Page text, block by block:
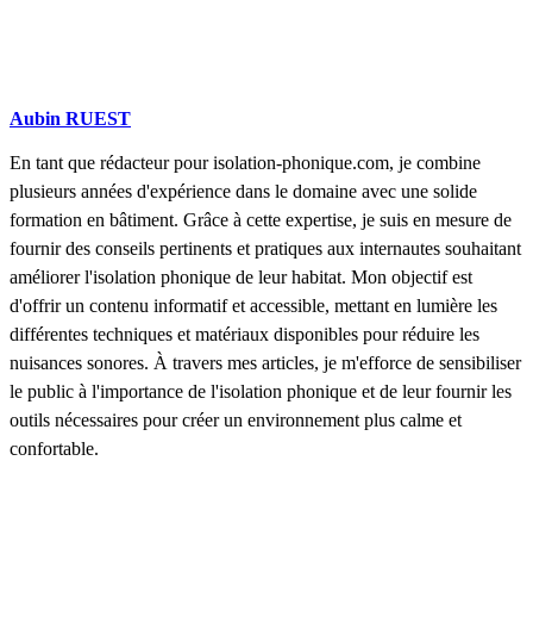
Aubin RUEST
En tant que rédacteur pour isolation-phonique.com, je combine
plusieurs années d'expérience dans le domaine avec une solide
formation en bâtiment. Grâce à cette expertise, je suis en mesure de
fournir des conseils pertinents et pratiques aux internautes souhaitant
améliorer l'isolation phonique de leur habitat. Mon objectif est
d'offrir un contenu informatif et accessible, mettant en lumière les
différentes techniques et matériaux disponibles pour réduire les
nuisances sonores. À travers mes articles, je m'efforce de sensibiliser
le public à l'importance de l'isolation phonique et de leur fournir les
outils nécessaires pour créer un environnement plus calme et
confortable.